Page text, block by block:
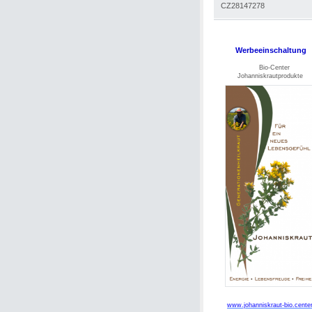
CZ28147278
Werbeeinschaltung
Bio-Center
Johanniskrautprodukte
www.johanniskraut-bio.center